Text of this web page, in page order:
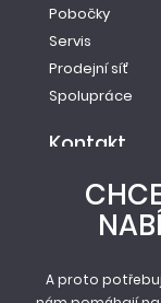
Pobočky
Servis
Prodejní síť
Spolupráce
Kontakt
E-mail:
Kontaktní
Vestecká 104
A proto